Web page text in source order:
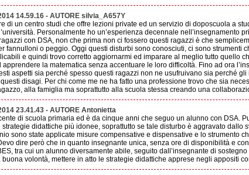
14.59.16 - AUTORE silvia_A657Y
di un centro studi che offre lezioni private ed un servizio di doposcuola a
Personalmente ho un’esperienza decennale nell’insegnamento
con DSA, non che prima non ci fossero questi ragazzi è che
fannulloni o peggio. Oggi questi disturbi sono conosciuti, ci sono strumenti
e quindi trovo corretto aggiornarmi ed imparare al meglio tutto quello
apprendere la matematica senza accentuare le loro difficoltà. Fino ad ora
aspetti sia perché spesso questi ragazzi non ne usufruivano sia perché
disagi. Per chi come me ne ha fatto una professione trovo che sia
alla famiglia ma soprattutto alla scuola stessa creando una
23.41.43 - AUTORE Antonietta
di scuola primaria ed è da cinque anni che seguo un alunno con DSA.
didattiche più idonee, soprattutto se tale disturbo è aggravato dallo
sono state applicate misure compensative e dispensative e lo strumento
dire però che in quanto insegnante unica, senza ore di disponibilità e
tra cui un alunno diversamente abile, seguito dall’insegnante di
buona volontà, mettere in atto le strategie didattiche apprese negli appositi